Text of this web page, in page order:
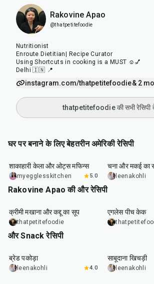
Rakovine Apao
@thatpetitefoodie
Nutritionist
Enroute Dietitian| Recipe Curator
Using Shortcuts in cooking is a MUST ☺️💅
Delhi 🇮🇳 📍
instagram.com/thatpetitefoodie& 2
thatpetitefoodie की सभी रेसिपी
घर पर बनाने के लिए बेहतरीन अमेरिकी रेसिपी
min
शाकाहारी केला और ओट्स मफिन्स
myegglesskitchen 5.0
40 min
चना और मकई का
leenakohli
Rakovine Apao की और रेसिपी
क्रीमी मखाना और कद्दू का सूप
thatpetitefoodie
एगलेस पीच केक
और Snack रेसिपी
15
ब्रेड पकोड़ा
leenakohli 4.0
साबूदाना खिचड़ी
leenakohli